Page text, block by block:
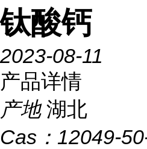
钛酸钙
2023-08-11
产品详情
产地 湖北
Cas： 12049-